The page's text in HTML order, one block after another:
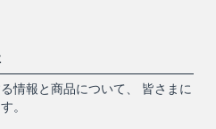
情報と商品について、 皆さまに
。